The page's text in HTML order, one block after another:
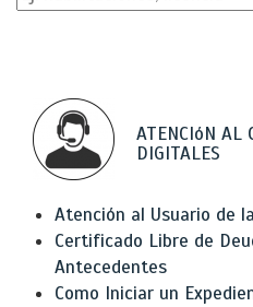
ATENCIóN AL
DIGITALES
Atención al Usuario de
Certificado Libre de
Antecedentes
Como Iniciar un